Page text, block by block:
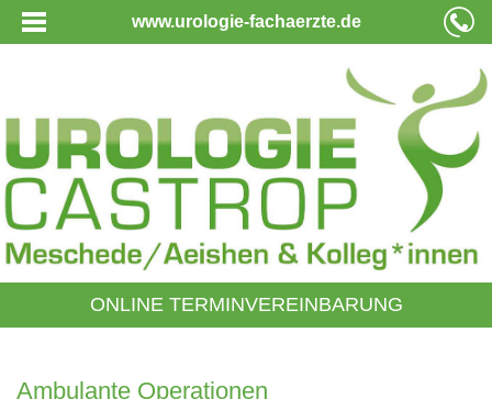
www.urologie-fachaerzte.de
ONLINE TERMINVEREINBARUNG
Ambulante Operationen